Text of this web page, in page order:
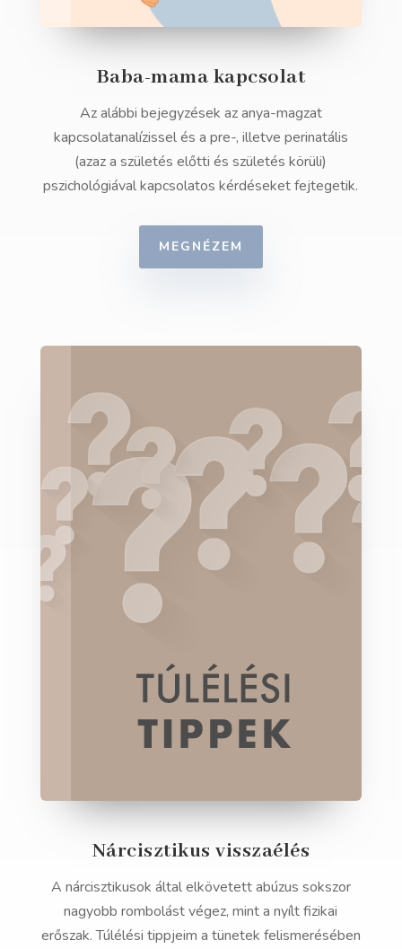
Baba-mama kapcsolat
Az alábbi bejegyzések az anya-magzat
kapcsolatanalízissel és a pre-, illetve perinatális
(azaz a születés előtti és születés körüli)
pszichológiával kapcsolatos kérdéseket fejtegetik.
MEGNÉZEM
Nárcisztikus visszaélés
A nárcisztikusok által elkövetett abúzus sokszor
nagyobb rombolást végez, mint a nyílt fizikai
erőszak. Túlélési tippjeim a tünetek felismerésében